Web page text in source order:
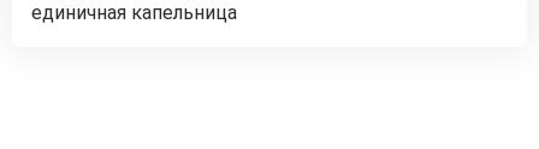
единичная капельница